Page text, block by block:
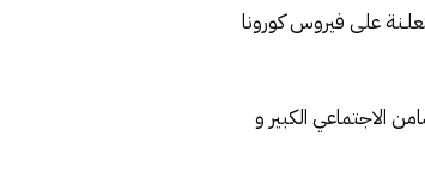
أو خلال هـذه الحرب الكونية المُعلـنة على فيروس كورونا
من خلال التضامن الاجتماعي الكبير و